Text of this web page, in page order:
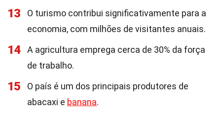
13
O turismo contribui significativamente para a
economia, com milhões de visitantes anuais.
14
A agricultura emprega cerca de 30% da força
de trabalho.
15
O país é um dos principais produtores de
abacaxi e banana.